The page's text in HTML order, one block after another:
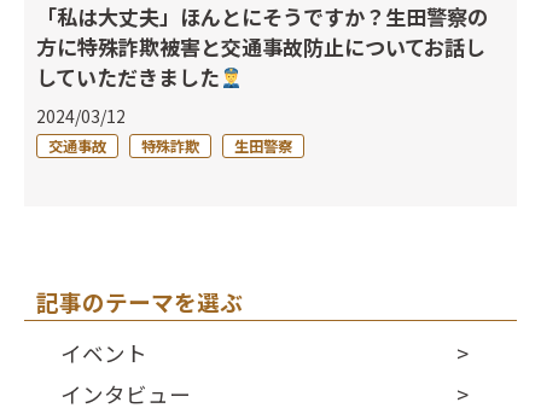
「私は大丈夫」ほんとにそうですか？生田警察の
方に特殊詐欺被害と交通事故防止についてお話し
していただきました
2024/03/12
交通事故 特殊詐欺 生田警察
記事のテーマを選ぶ
イベント
インタビュー